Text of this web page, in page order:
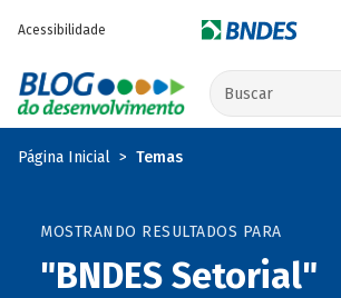
Acessibilidade
Buscar no site
Página Inicial Temas
MOSTRANDO RESULTADOS PARA
"BNDES Setorial"